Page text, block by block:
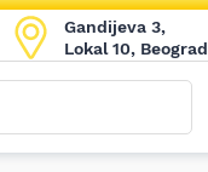
Gandijeva 3,
Lokal 10, Beograd